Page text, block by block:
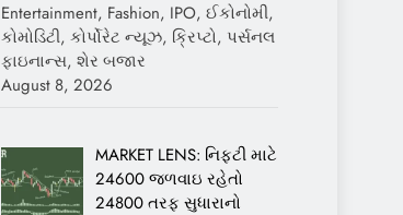
Entertainment, Fashion, IPO, ઈકોનોમી,
કોમોડિટી, કોર્પોરેટ ન્યૂઝ, ક્રિપ્ટો, પર્સનલ
ફાઇનાન્સ, શેર બજાર
August 8, 2026
MARKET LENS: નિફ્ટી માટે
24600 જળવાઇ રહેતો
24800 તરફ સુધારાનો